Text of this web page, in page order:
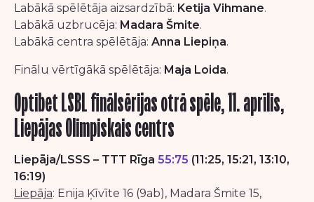
Labākā spēlētāja aizsardzībā: Ketija Vihmane.
Labākā uzbrucēja: Madara Šmite.
Labākā centra spēlētāja: Anna Liepiņa.
Finālu vērtīgākā spēlētāja: Maja Loida.
Optibet LSBL finālsērijas otrā spēle, 11. aprīlis,
Liepājas Olimpiskais centrs
Liepāja/LSSS – TTT Rīga 55:75 (11:25, 15:21, 13:10,
16:19)
Liepāja: Enija Ķīvīte 16 (9ab), Madara Šmite 15,